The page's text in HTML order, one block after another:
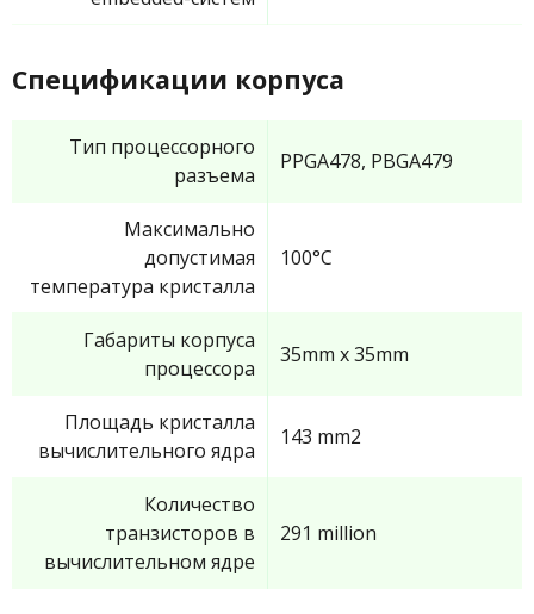
Спецификации корпуса
Тип процессорного
разъема
PPGA478, PBGA479
Максимально
допустимая
температура кристалла
100°C
Габариты корпуса
процессора
35mm x 35mm
Площадь кристалла
вычислительного ядра
143 mm2
Количество
транзисторов в
вычислительном ядре
291 million